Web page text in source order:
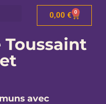
0,00 € 0
Toussaint
avec